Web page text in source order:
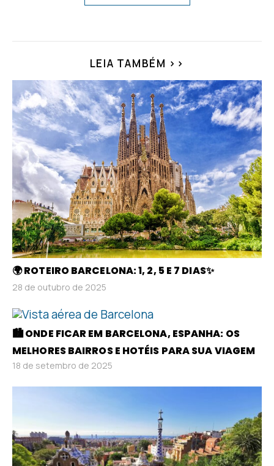
LEIA TAMBÉM >>
🌍 ROTEIRO BARCELONA: 1, 2, 5 E 7 DIAS✨
28 de outubro de 2025
🏙️ ONDE FICAR EM BARCELONA, ESPANHA: OS
MELHORES BAIRROS E HOTÉIS PARA SUA VIAGEM
18 de setembro de 2025